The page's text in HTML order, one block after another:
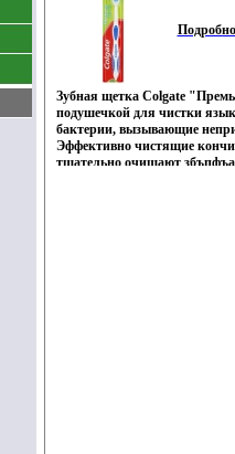
Подробно
Зубная щетка Colgate
подушечкой для чистки
бактерии, вызывающие
Эффективно чистящие
тщательно очищают